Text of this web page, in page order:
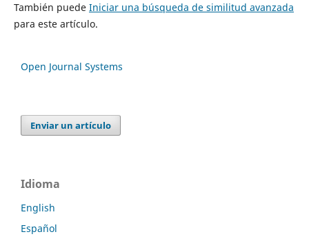
También puede Iniciar una búsqueda de similitud avanzada
para este artículo.
Open Journal Systems
Enviar un artículo
Idioma
English
Español